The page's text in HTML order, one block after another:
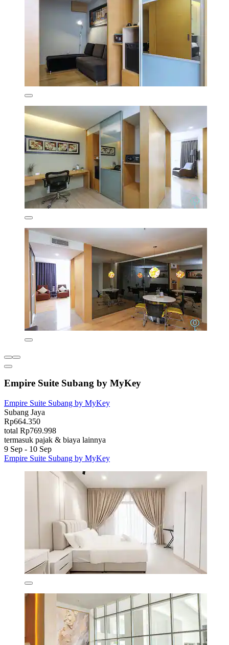
Empire Suite Subang by MyKey
Empire Suite Subang by MyKey
Subang Jaya
Rp664.350
total Rp769.998
termasuk pajak & biaya lainnya
9 Sep - 10 Sep
Empire Suite Subang by MyKey